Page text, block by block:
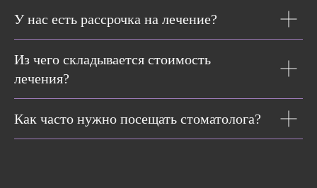
У нас есть рассрочка на лечение?
Из чего складывается стоимость
лечения?
Как часто нужно посещать стоматолога?
ЧИТАТЬ ВСЕ СТАТЬИ